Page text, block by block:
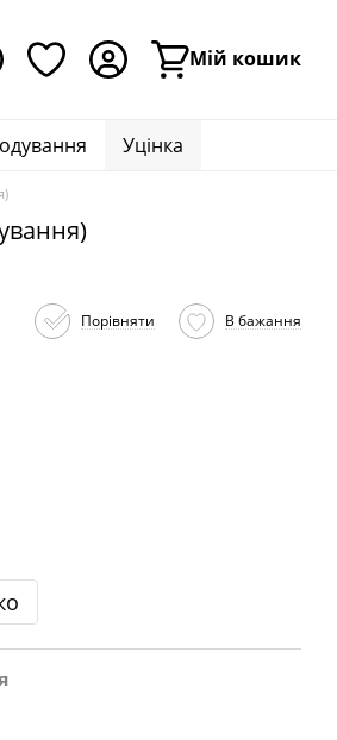
Мій кошик
Уцінка
Порівняти В бажання